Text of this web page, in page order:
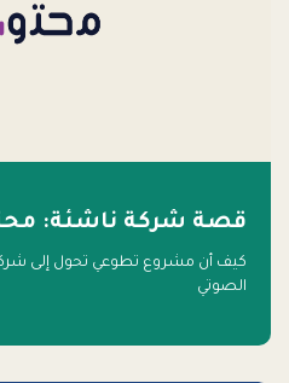
قصة شركة ناشئة:
كيف أن مشروع تطوعي تحول إلى
الصوتي